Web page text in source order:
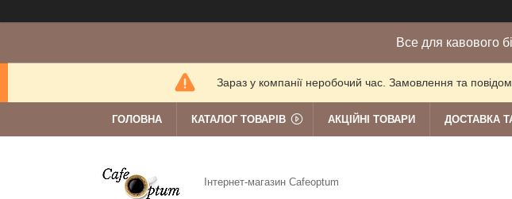
Все для кавового
Зараз у компанії неробочий час. Замовлення та
ГОЛОВНА КАТАЛОГ ТОВАРІВ АКЦІЙНІ ТОВАРИ ДОСТАВКА
Інтернет-магазин Cafeoptum